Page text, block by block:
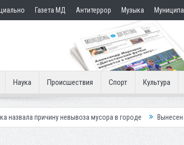
Газета МД Антитеррор Музыка
Наука Происшествия Спорт Культура
невывоза мусора в городе Вынесен приговор по